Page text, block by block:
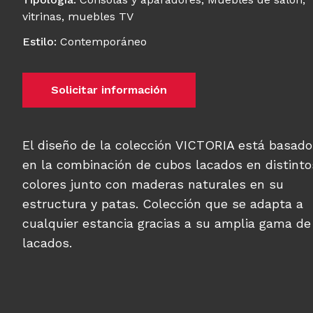
vitrinas, muebles TV
Estilo: Contemporáneo
Solicitar información
El diseño de la colección VICTORIA está basado
en la combinación de cubos lacados en
colores junto con maderas naturales en su
estructura y patas. Colección que se adapta a
cualquier estancia gracias a su amplia gama de
lacados.